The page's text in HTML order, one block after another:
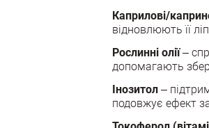
Каприлові/
відновлюють її
Рослинні олії–
допомагають
Інозитол –
подовжує ефект